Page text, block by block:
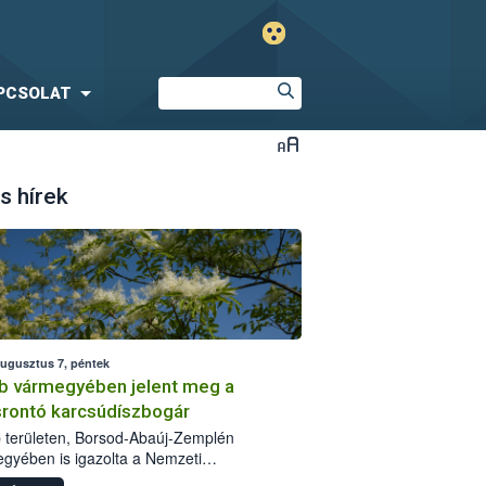
hírek
7, péntek
vármegyében jelent meg a
karcsúdíszbogár
területen, Borsod-Abaúj-Zemplén
is igazolta a Nemzeti
biztonsági Hivatal (Nébih) a